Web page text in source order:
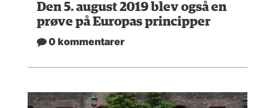
Den 5. august 2019 blev også en
prøve på Europas principper
0 kommentarer